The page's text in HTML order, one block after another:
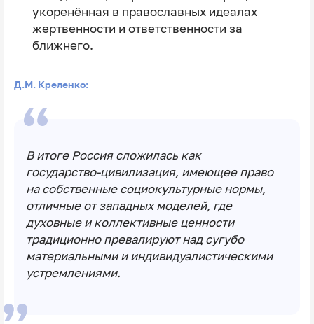
укоренённая в православных идеалах
жертвенности и ответственности за
ближнего.
Д.М. Креленко:
В итоге Россия сложилась как
государство‑цивилизация, имеющее право
на собственные социокультурные нормы,
отличные от западных моделей, где
духовные и коллективные ценности
традиционно превалируют над сугубо
материальными и индивидуалистическими
устремлениями.